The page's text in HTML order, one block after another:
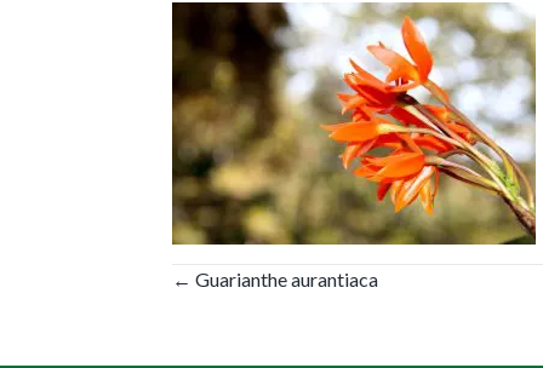
Posts
← Guarianthe aurantiaca